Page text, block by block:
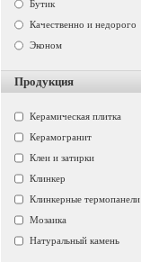
Бутик
Качественно и недорого
Эконом
Продукция
Керамическая плитка
Керамогранит
Клеи и затирки
Клинкер
Клинкерные термопанели
Мозаика
Натуральный камень